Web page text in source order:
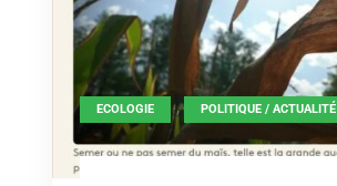
ECOLOGIE , POLITIQUE / ACTUALITÉ